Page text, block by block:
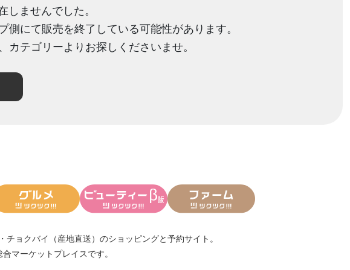
ませんでした。
にて販売を終了している可能性があります。
テゴリーよりお探しくださいませ。
・ チョクバイ（産地直送） のショッピングと予約サイト。
マーケットプレイスです。